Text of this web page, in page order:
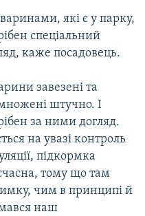
які є у парку,
спеціальний
каже посадовець.
завезені та
штучно. І
за ними догляд.
на увазі контроль
підкормка
тому що там
чим в принципі й
наш